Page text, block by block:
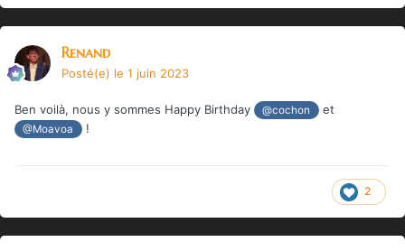
Renand
Posté(e) le 1 juin 2023
Ben voilà, nous y sommes Happy Birthday @cochon et
@Moavoa !
2